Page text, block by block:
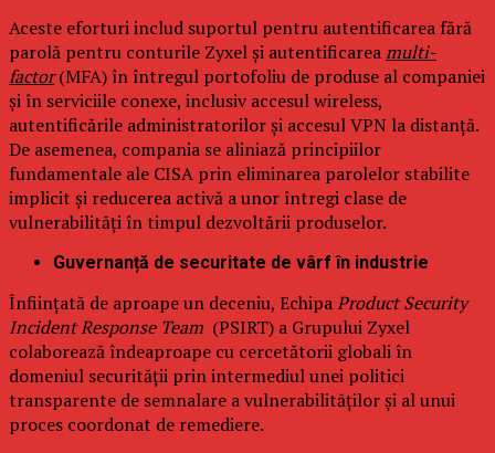
Aceste eforturi includ suportul pentru autentificarea fără
parolă pentru conturile Zyxel și autentificareamulti-
factor(MFA) în întregul portofoliu de produse al companiei
și în serviciile conexe, inclusiv accesul wireless,
autentificările administratorilor și accesul VPN la distanță.
De asemenea, compania se aliniază principiilor
fundamentale ale CISA prin eliminarea parolelor stabilite
implicit și reducerea activă a unor întregi clase de
vulnerabilități în timpul dezvoltării produselor.
Guvernanță de securitate de vârf în industrie
Înființată de aproape un deceniu, EchipaProduct Security
Incident Response Team (PSIRT) a Grupului Zyxel
colaborează îndeaproape cu cercetătorii globali în
domeniul securității prin intermediul unei politici
transparente de semnalare a vulnerabilităților și al unui
proces coordonat de remediere.